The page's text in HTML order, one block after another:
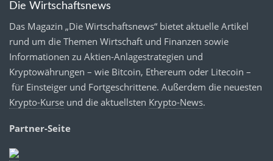
Die Wirtschaftsnews
Das Magazin „Die Wirtschaftsnews“ bietet aktuelle Artikel
rund um die Themen Wirtschaft und Finanzen sowie
Informationen zu Aktien-Anlagestrategien und
Kryptowährungen – wie Bitcoin, Ethereum oder Litecoin –
für Einsteiger und Fortgeschrittene. Außerdem die neuesten
Krypto-Kurse und die aktuellsten Krypto-News.
Partner-Seite